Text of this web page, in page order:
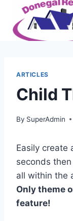
content
ARTICLES
Child
By SuperAdmin
Easily create
seconds
all within the
Only theme
feature!